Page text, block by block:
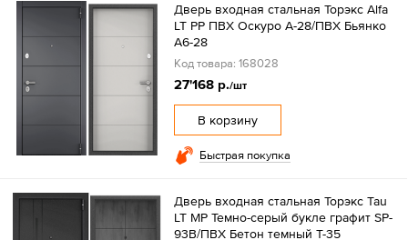
Дверь входная стальная Торэкс Alfa
LT PP ПВХ Оскуро A-28/ПВХ Бьянко
A6-28
Код товара: 168028
27'168 р./шт
В корзину
Быстрая покупка
Дверь входная стальная Торэкс Tau
LT MP Темно-серый букле графит SP-
93B/ПВХ Бетон темный T-35